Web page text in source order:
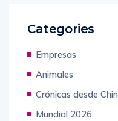
Categories
Empresas
Animales
Crónicas desde
Mundial 2026